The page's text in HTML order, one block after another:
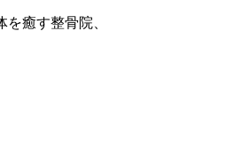
癒す整骨院、